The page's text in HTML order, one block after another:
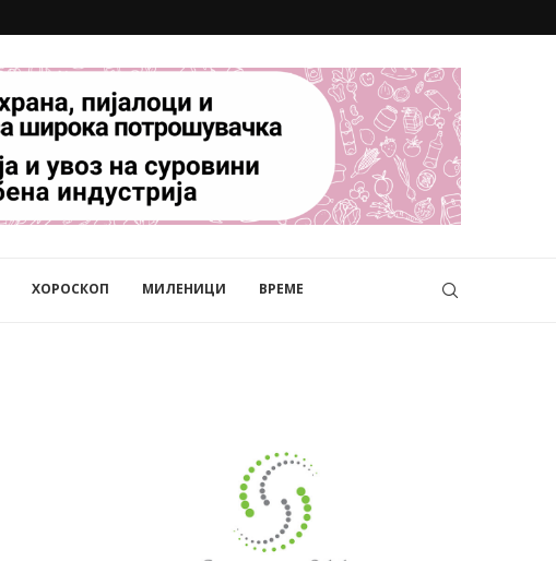
ХОРОСКОП МИЛЕНИЦИ ВРЕМЕ